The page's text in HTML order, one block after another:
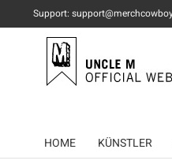
Support:
HOME KÜNSTLER